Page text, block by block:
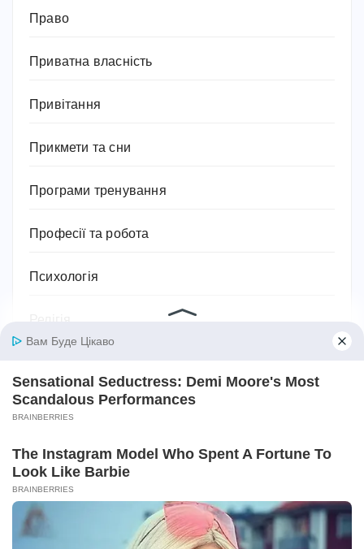
Право
Приватна власність
Привітання
Прикмети та сни
Програми тренування
Професії та робота
Психологія
Садівництво та рослини
Сантехніка
Своїми руками
Секс